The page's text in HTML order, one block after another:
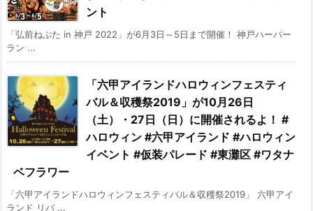
ント
「弘前ねぷた in 神戸 2022」が6月3日～5日まで開催！ 神戸ハーバー
ラン ...
「六甲アイランドハロウィンフェスティ
バル＆収穫祭2019」が10月26日
（土）・27日（日）に開催されるよ！ #
ハロウィン #六甲アイランド #ハロウィン
イベント #仮装パレード #東灘区 #ワタナ
ベフラワー
「六甲アイランドハロウィンフェスティバル＆収穫祭2019」 六甲アイ
ランド リバ ...